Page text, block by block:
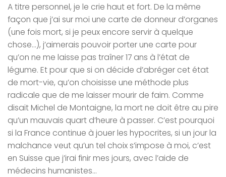
A titre personnel, je le crie haut et fort. De la même
façon que j’ai sur moi une carte de donneur d’organes
(une fois mort, si je peux encore servir à quelque
chose…), j’aimerais pouvoir porter une carte pour
qu’on ne me laisse pas traîner 17 ans à l’état de
légume. Et pour que si on décide d’abréger cet état
de mort-vie, qu’on choisisse une méthode plus
radicale que de me laisser mourir de faim. Comme
disait Michel de Montaigne, la mort ne doit être au pire
qu’un mauvais quart d’heure à passer. C’est pourquoi
si la France continue à jouer les hypocrites, si un jour la
malchance veut qu’un tel choix s’impose à moi, c’est
en Suisse que j’irai finir mes jours, avec l’aide de
médecins humanistes…